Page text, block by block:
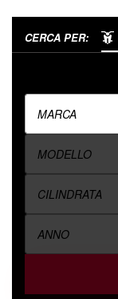
CERCA PER: